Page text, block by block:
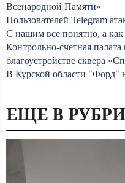
Всенародной Памяти»
Пользователей Telegram
С нашим все понятно, а
Контрольно-счетная
благоустройстве сквера
В Курской области "Форд"
ЕЩЕ В